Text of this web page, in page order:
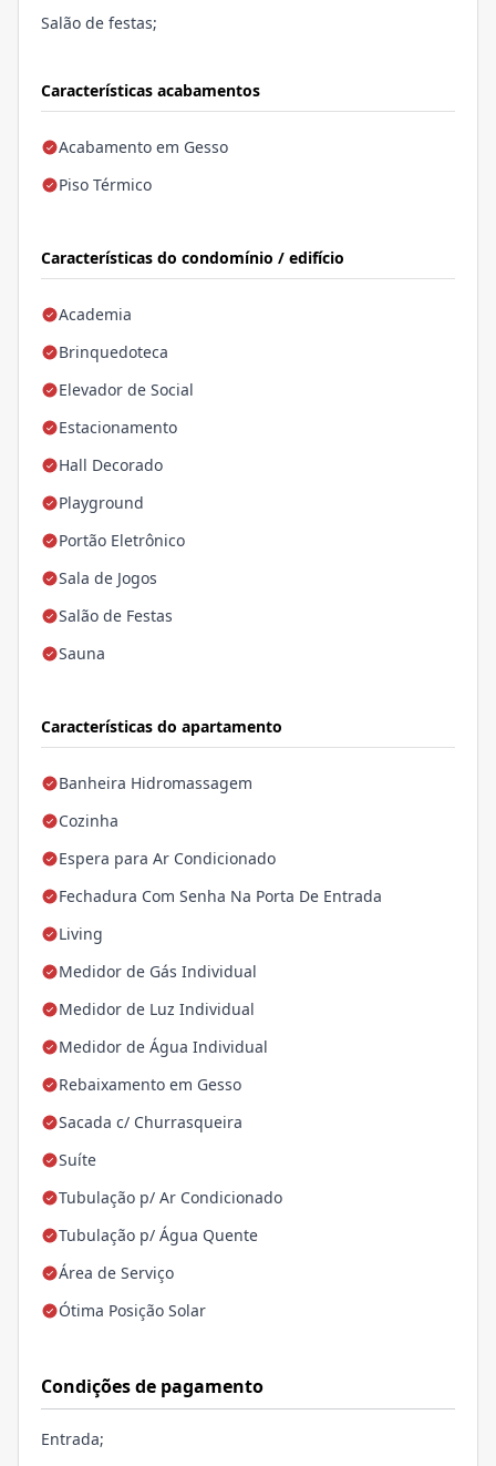
Características acabamentos
Acabamento em Gesso
Piso Térmico
Características do condomínio / edifício
Academia
Brinquedoteca
Elevador de Social
Estacionamento
Hall Decorado
Playground
Portão Eletrônico
Sala de Jogos
Salão de Festas
Sauna
Características do apartamento
Banheira Hidromassagem
Cozinha
Espera para Ar Condicionado
Fechadura Com Senha Na Porta De Entrada
Living
Medidor de Gás Individual
Medidor de Luz Individual
Medidor de Água Individual
Rebaixamento em Gesso
Sacada c/ Churrasqueira
Suíte
Tubulação p/ Ar Condicionado
Tubulação p/ Água Quente
Área de Serviço
Ótima Posição Solar
Salão de festas;
Condições de pagamento
Entrada;